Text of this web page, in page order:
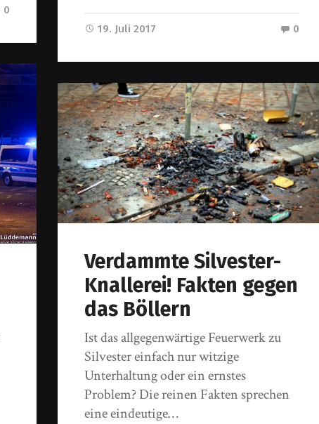
0
19. Juli 2017 0
Verdammte Silvester-
Knallerei! Fakten gegen
das Böllern
Ist das allgegenwärtige Feuerwerk zu
Silvester einfach nur witzige
Unterhaltung oder ein ernstes
Problem? Die reinen Fakten sprechen
eine eindeutige…